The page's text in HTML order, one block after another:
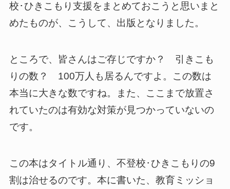
校･ひきこもり支援をまとめておこうと思いまと
めたものが、こうして、出版となりました。
ところで、皆さんはご存じですか？ 引きこも
りの数？ 100万人も居るんですよ。この数は
本当に大きな数ですね。また、ここまで放置さ
れていたのは有効な対策が見つかっていないの
です。
この本はタイトル通り、不登校･ひきこもりの9
割は治せるのです。本に書いた、教育ミッショ